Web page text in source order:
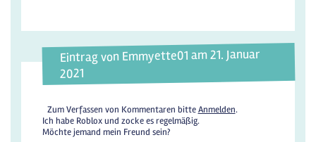
Eintrag von Emmyette01 am 21. Januar
2021
Zum Verfassen von Kommentaren bitteAnmelden.
Ich habe Roblox und zocke es regelmäßig.
Möchte jemand mein Freund sein?